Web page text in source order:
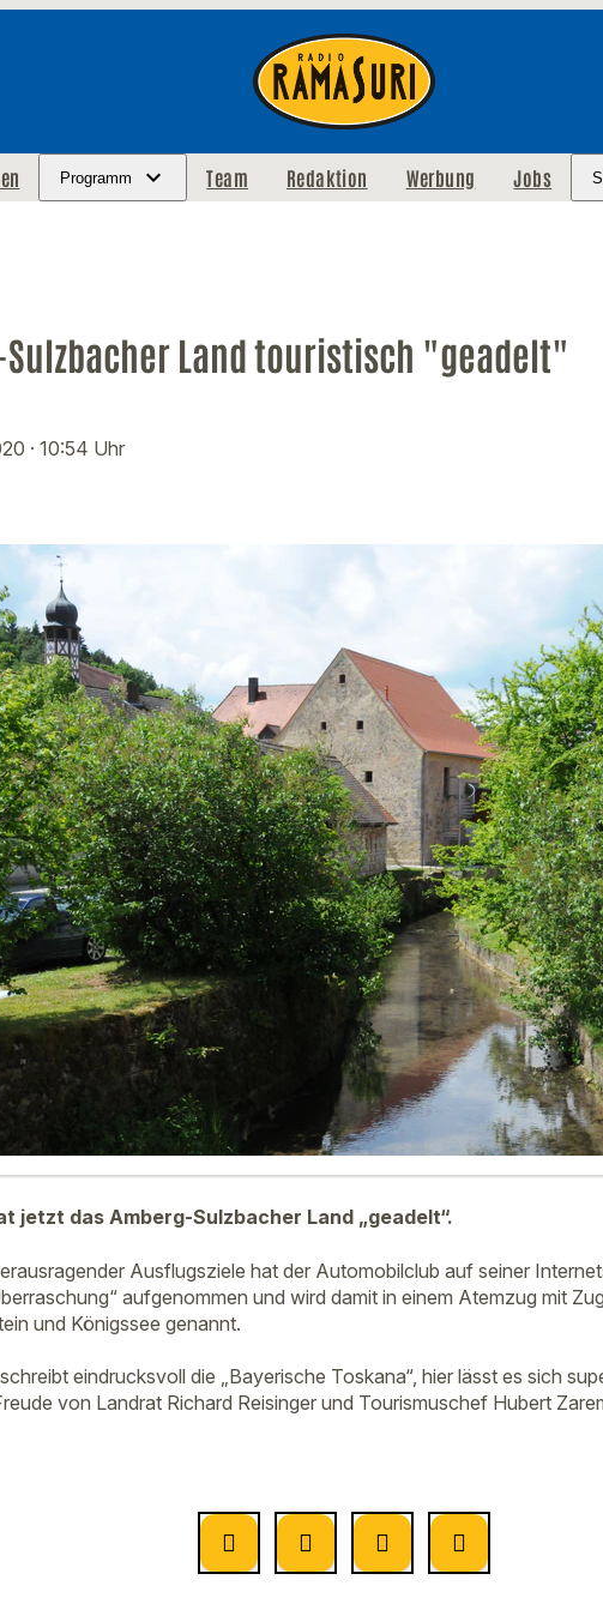
Programm Team Redaktion Werbung Jobs
Sulzbacher Land touristisch "geadelt"
· 10:54 Uhr
jetzt das Amberg-Sulzbacher Land „geadelt“.
Ausflugsziele hat der Automobilclub auf seiner
aufgenommen und wird damit in einem Atemzug mit
und Königssee genannt.
eindrucksvoll die „Bayerische Toskana“, hier lässt es sich
von Landrat Richard Reisinger und Tourismuschef Hubert